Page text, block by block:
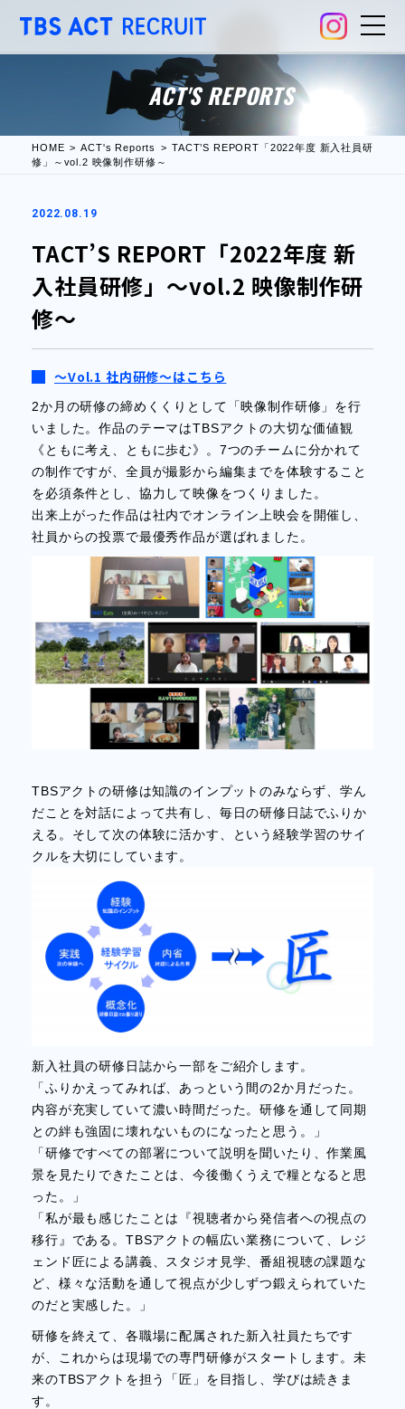
ACT'S REPORTS
HOME ACT's Reports
TACT’S REPORT「2022年度 新入社員研
修」～vol.2 映像制作研修～
2022.08.19
TACT’S REPORT「2022年度 新
入社員研修」～vol.2 映像制作研
修～
～Vol.1 社内研修～はこちら
2か月の研修の締めくくりとして「映像制作研修」を行
いました。作品のテーマはTBSアクトの大切な価値観
《ともに考え、ともに歩む》。7つのチームに分かれて
の制作ですが、全員が撮影から編集までを体験すること
を必須条件とし、協力して映像をつくりました。
出来上がった作品は社内でオンライン上映会を開催し、
社員からの投票で最優秀作品が選ばれました。
TBSアクトの研修は知識のインプットのみならず、学ん
だことを対話によって共有し、毎日の研修日誌でふりか
える。そして次の体験に活かす、という経験学習のサイ
クルを大切にしています。
新入社員の研修日誌から一部をご紹介します。
「ふりかえってみれば、あっという間の2か月だった。
内容が充実していて濃い時間だった。研修を通して同期
との絆も強固に壊れないものになったと思う。」
「研修ですべての部署について説明を聞いたり、作業風
景を見たりできたことは、今後働くうえで糧となると思
った。」
「私が最も感じたことは『視聴者から発信者への視点の
移行』である。TBSアクトの幅広い業務について、レジ
ェンド匠による講義、スタジオ見学、番組視聴の課題な
ど、様々な活動を通して視点が少しずつ鍛えられていた
のだと実感した。」
研修を終えて、各職場に配属された新入社員たちです
が、これからは現場での専門研修がスタートします。未
来のTBSアクトを担う「匠」を目指し、学びは続きま
す。